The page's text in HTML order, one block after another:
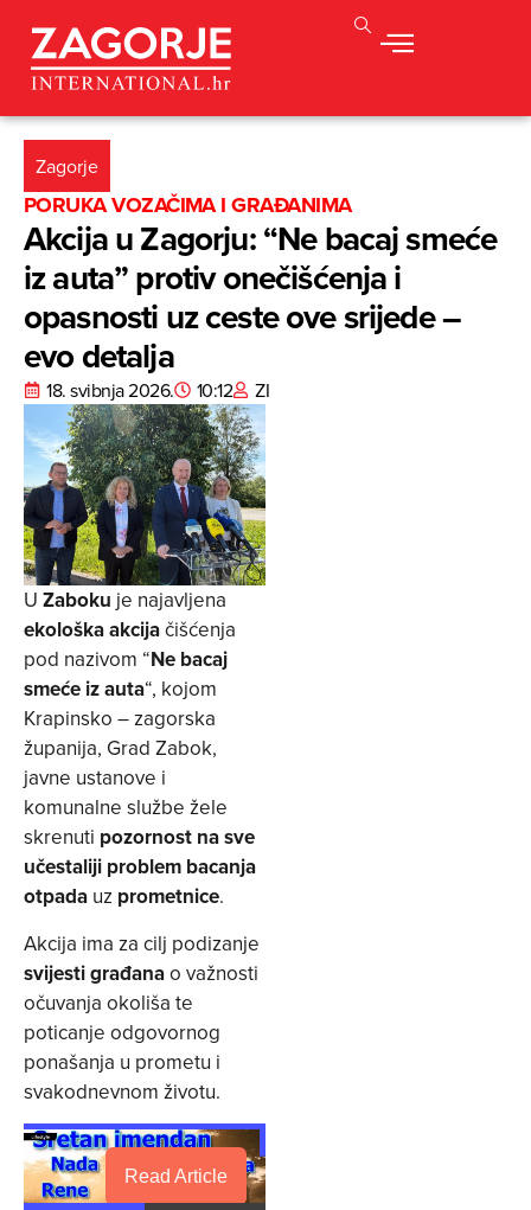
Zagorje
PORUKA VOZAČIMA I GRAĐANIMA
Akcija u Zagorju: “Ne bacaj smeće
iz auta” protiv onečišćenja i
opasnosti uz ceste ove srijede –
evo detalja
18. svibnja 2026. 10:12 ZI
U Zaboku je najavljena
ekološka akcijačišćenja
pod nazivom “Ne bacaj
smeće iz auta“, kojom
Krapinsko – zagorska
županija, Grad Zabok,
javne ustanove i
komunalne službe žele
skrenuti pozornost na sve
učestaliji problem bacanja
otpada uz prometnice.
Akcija ima za cilj podizanje
svijesti građanao važnosti
očuvanja okoliša te
poticanje odgovornog
ponašanja u prometu i
svakodnevnom životu.
Read Article